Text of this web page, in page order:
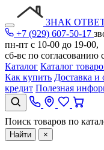
ЗНАК
+7 (929) 607-50-17
пн-пт с 10-00 до 19-00,
сб-вс по согласованию
Каталог Каталог
Как купить Доставка и
кредит Полезная
Поиск товаров по
Найти ×